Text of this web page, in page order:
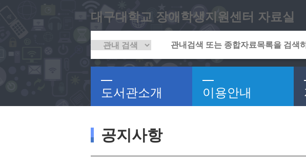
대구대학교 장애학생지원센터 자료실
도서관소개 이용안내
공지사항